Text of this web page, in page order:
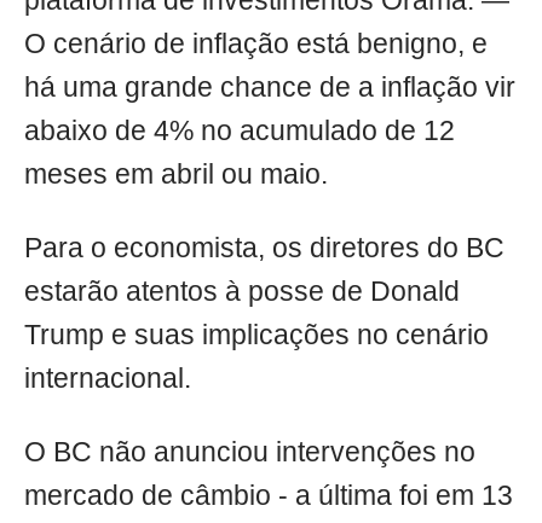
O cenário de inflação está benigno, e
há uma grande chance de a inflação vir
abaixo de 4% no acumulado de 12
meses em abril ou maio.
Para o economista, os diretores do BC
estarão atentos à posse de Donald
Trump e suas implicações no cenário
internacional.
O BC não anunciou intervenções no
mercado de câmbio - a última foi em 13